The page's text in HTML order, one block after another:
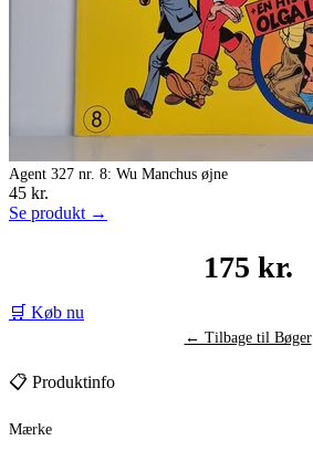
Agent 327 nr. 8: Wu Manchus øjne
45 kr.
Se produkt →
175 kr.
🛒 Køb nu
← Tilbage til Bøger
📋 Produktinfo
Mærke